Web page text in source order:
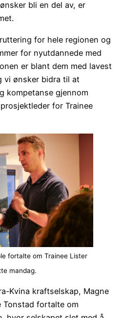
bli en del av, er
for hele regionen og
for nyutdannede med
er blant dem med lavest
vi ønsker bidra til at
kompetanse gjennom
for Trainee
fortalte om Trainee Lister
mandag.
Kvina kraftselskap, Magne
Tonstad fortalte om